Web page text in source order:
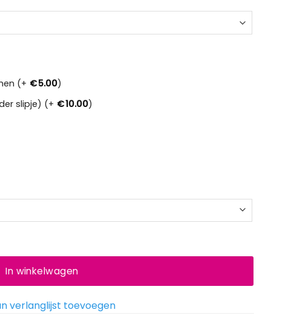
(+ €5.00)
slipje) (+ €10.00)
In winkelwagen
verlanglijst toevoegen